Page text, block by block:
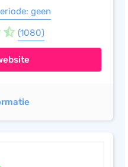
geen
(1080)